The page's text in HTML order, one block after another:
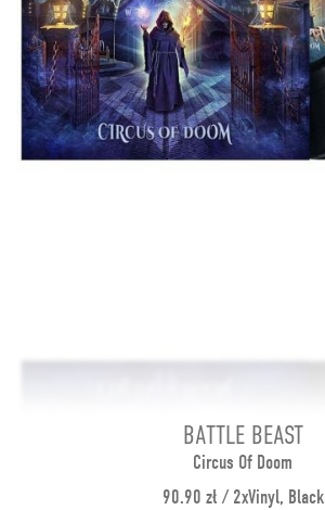
BATTLE BEAST
Circus Of Doom
90.90 zł / 2xVinyl, Black